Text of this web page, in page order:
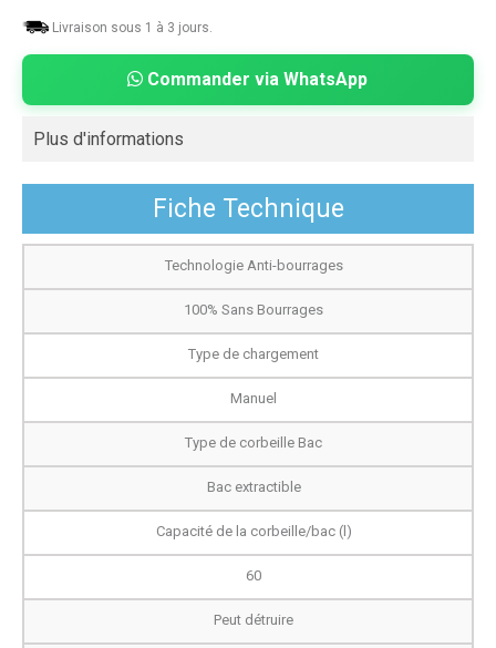
Livraison sous 1 à 3 jours.
Commander via WhatsApp
Plus d'informations
Fiche Technique
Technologie Anti-bourrages
100% Sans Bourrages
Type de chargement
Manuel
Type de corbeille Bac
Bac extractible
Capacité de la corbeille/bac (l)
60
Peut détruire